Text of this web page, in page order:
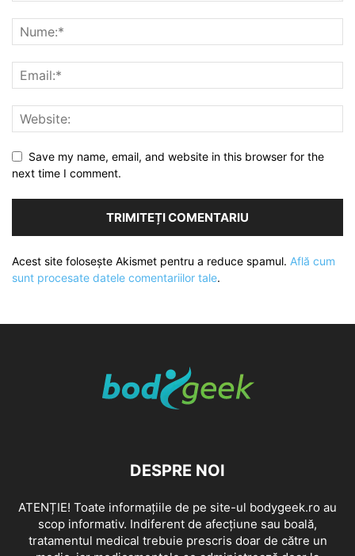
Save my name, email, and website in this browser for the
next time I comment.
Acest site folosește Akismet pentru a reduce spamul. Află cum
sunt procesate datele comentariilor tale.
DESPRE NOI
ATENȚIE! Toate informațiile de pe site-ul bodygeek.ro au
scop informativ. Indiferent de afecțiune sau boală,
tratamentul medical trebuie prescris doar de către un